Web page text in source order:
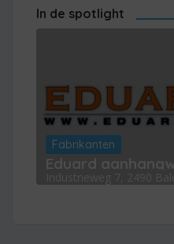
In de spotlight
Fabrikanten